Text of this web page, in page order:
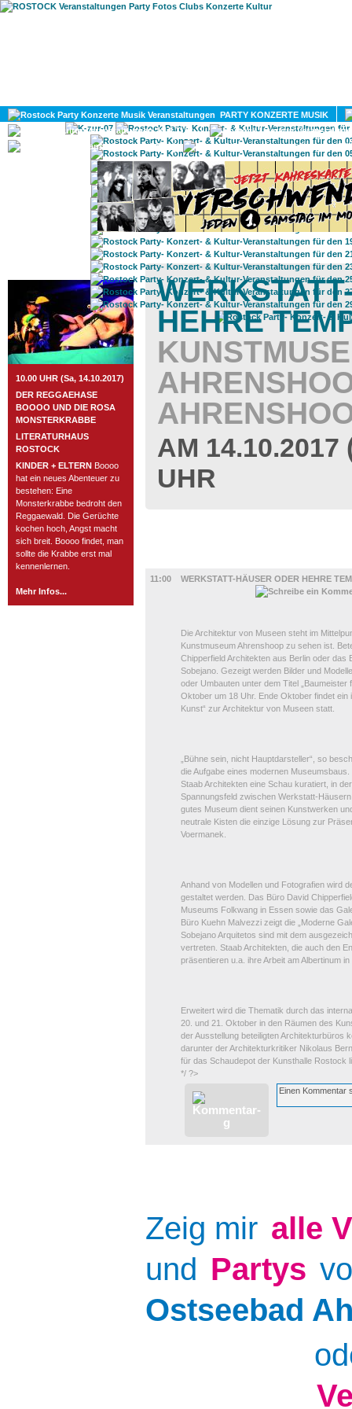
PARTY KONZERTE MUSIK
KULTUR
GAY
ROSTOCK TAGESTIPP
10.00 UHR (Sa, 14.10.2017)
DER REGGAEHASE
BOOOO UND DIE ROSA
MONSTERKRABBE
LITERATURHAUS
ROSTOCK
KINDER + ELTERN Boooo
hat ein neues Abenteuer zu
bestehen: Eine
Monsterkrabbe bedroht den
Reggaewald. Die Gerüchte
kochen hoch, Angst macht
sich breit. Boooo findet, man
sollte die Krabbe erst mal
kennenlernen.
Mehr Infos...
HEHRE
AM 14.10.2017
UHR
11:00
WERKSTATT-HÄUSER ODER HEHRE
Die Architektur von Museen steht im
Kunstmuseum Ahrenshoop zu sehen ist.
Chipperfield Architekten aus Berlin oder
Sobejano. Gezeigt werden Bilder und
oder Umbauten unter dem Titel
Oktober um 18 Uhr. Ende Oktober findet
Kunst“ zur Architektur von Museen statt.
„Bühne sein, nicht Hauptdarsteller“, so
die Aufgabe eines modernen
Staab Architekten eine Schau kuratiert, in
Spannungsfeld zwischen Werkstatt-
gutes Museum dient seinen Kunstwerken
neutrale Kisten die einzige Lösung zur
Voermanek.
Anhand von Modellen und Fotografien wird
gestaltet werden. Das Büro David
Museums Folkwang in Essen sowie das
Büro Kuehn Malvezzi zeigt die „Moderne
Sobejano Arquitetos sind mit dem
vertreten. Staab Architekten, die auch den
präsentieren u.a. ihre Arbeit am Albertinum
Erweitert wird die Thematik durch das
20. und 21. Oktober in den Räumen des
der Ausstellung beteiligten Architekturbüros
darunter der Architekturkritiker Nikolaus
für das Schaudepot der Kunsthalle Rostock
*/ ?>
Zeig mir alle
und Partys
Ostseebad